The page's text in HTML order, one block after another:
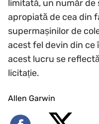
limitată, un număr de
apropiată de cea din
supermașinilor de
acest fel devin din ce
acest lucru se
licitație.
Allen Garwin